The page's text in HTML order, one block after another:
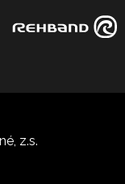
z.s.